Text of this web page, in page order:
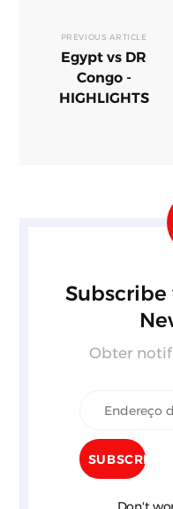
PREVIOUS ARTICLE
Egypt vs DR
Congo -
HIGHLIGHTS
Subscribe
Obter